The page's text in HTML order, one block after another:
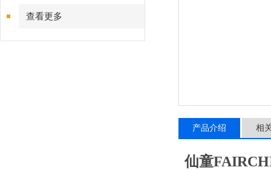
查看更多
产品介绍 相
仙童